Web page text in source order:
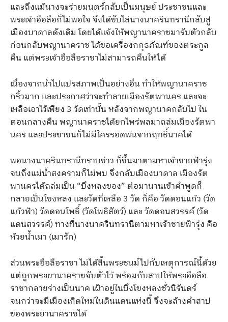
และถึงแม้นางจะร่ายมนตร์กลับเป็นมนุษย์ ประชาชนและ
พระเจ้าอือลือก็ไม่พอใจ จึงได้ขับไล่นางนาครินทรานีกลับสู่
เมืองบาดาลดังเดิม โดยได้แจ้งให้พญานาคราชมารับตัวกลับ
ก่อนกลับพญานาคราช ได้ขอเครื่องกกุธภัณฑ์ของตระกูล
คืน แต่พระเจ้าอือลือราชาไม่สามารถคืนให้ได้
เนื่องจากนำไปแปรสภาพเป็นอย่างอื่น ทำให้พญานาคราช
กริ้วมาก และประกาศว่าจะทำลายเมืองรัตพานคร และจะ
เหลือเอาไว้เพียง 3 วัดเท่านั้น หลังจากพญานาคกลับไป ใน
ตอนกลางคืน พญานาคราชได้ยกไพร่พลมาถล่มเมืองรัตพา
นคร และประชาชนก็ไม่มีใครรอดพ้นจากฤทธิ์นาคได้
พอนางนาครินทรานีทราบข่าว ก็ขึ้นมาตามหาเจ้าชายฟ้ารุ่ง
จนถึงแม่น้ำสงครามก็ไม่พบ จึงกลับเมืองบาดาล เมืองรัต
พานครได้ถล่มเป็น “บึงหลงของ” ต่อมานานเข้าคำพูดก็
กลายเป็นโขงหลง และวัดที่เหลือ 3 วัด ก็คือ วัดดอนแก้ว (วัด
แก้วฟ้า) วัดดอนโพธิ์ (วัดโพธิสัตว์) และ วัดดอนสวรรค์ (วัด
แดนสวรรค์) ทางที่นางนาครินทรานีตามหาเจ้าชายฟ้ารุ่ง คือ
ห้วยน้ำเมา (เมารัก)
ส่วนพระอือลือราชา ไม่ได้สิ้นพระชนม์ไปกับเหตุการณ์นี้ด้วย
แต่ถูกพระยานาคราชจับตัวไว้ พร้อมกับสาปให้พระอือลือ
ราชากลายร่างเป็นนาค เฝ้าอยู่ในบึงโขงหลงชั่วนิรันดร์
จนกว่าจะมีเมืองเกิดใหม่ในดินแดนแห่งนี้ จึงจะล้างคำสาป
ของพระยานาคราชได้